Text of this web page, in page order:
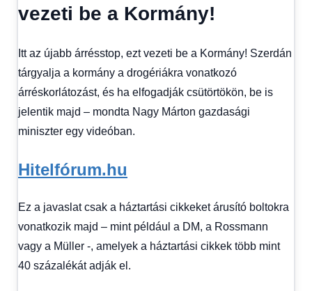
Gazdaság
Hírek,
1
kézből
fórum
vezeti be a Kormány!
Itt az újabb árrésstop, ezt vezeti be a Kormány! Szerdán
tárgyalja a kormány a drogériákra vonatkozó
árréskorlátozást, és ha elfogadják csütörtökön, be is
jelentik majd – mondta Nagy Márton gazdasági
miniszter egy videóban.
Hitelfórum.hu
Ez a javaslat csak a háztartási cikkeket árusító boltokra
vonatkozik majd – mint például a DM, a Rossmann
vagy a Müller -, amelyek a háztartási cikkek több mint
40 százalékát adják el.